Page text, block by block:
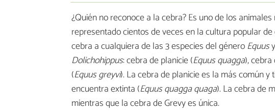
¿Quién no reconoce a la cebra? Es uno de los
representado cientos de veces en la cultura popular
cebra a cualquiera de las 3 especies del géneroEquus
Dolichohippus: cebra de planicie (Equus quagga),
(Equus greyvi). La cebra de planicie es la más común y
encuentra extinta (Equus quagga quaga). La cebra de
mientras que la cebra de Grevy es única.